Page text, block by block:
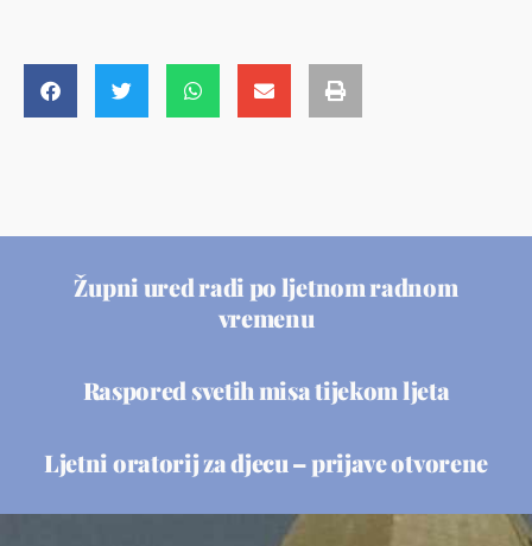
Župni ured radi po ljetnom radnom
vremenu
Raspored svetih misa tijekom ljeta
Ljetni oratorij za djecu – prijave otvorene